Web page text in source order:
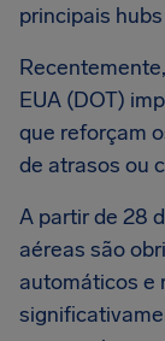
principais
EUA (DOT)
que reforçam
de atrasos ou
A partir de 28
aéreas são
automáticos e